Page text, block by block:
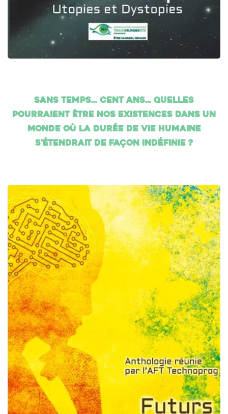
Sans temps… cent ans… Quelles
pourraient être nos existences dans un
monde où la durée de vie humaine
s'étendrait de façon indéfinie ?